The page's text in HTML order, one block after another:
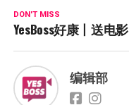
DON'T MISS
YesBoss好康丨送电
编辑部